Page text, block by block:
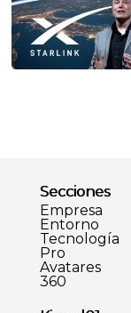
Secciones
Empresa
Entorno
Tecnología
Pro
Avatares
360